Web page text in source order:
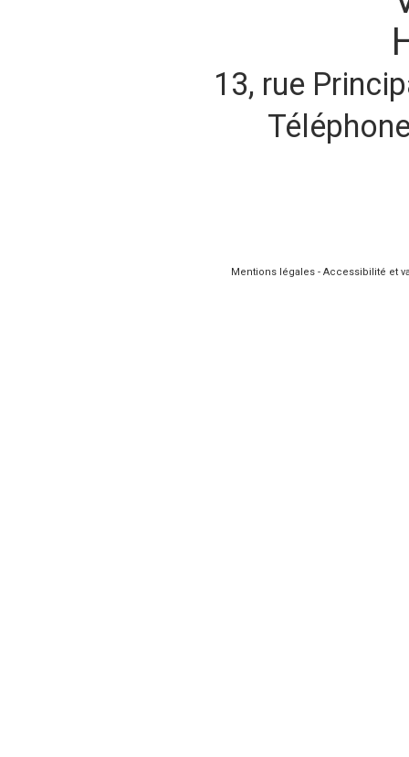
13, rue
Mentions légales- Accessibilité et